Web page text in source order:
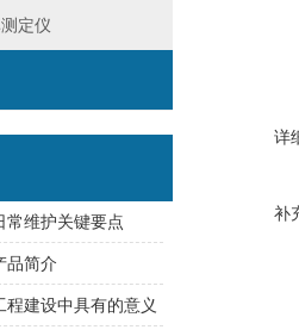
详
补
定仪
常维护关键要点
品简介
建设中具有的意义